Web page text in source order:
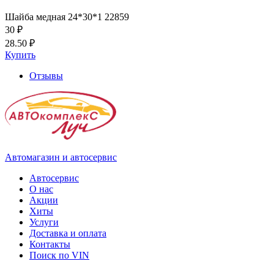
Шайба медная 24*30*1 22859
30 ₽
28.50 ₽
Купить
Отзывы
Автомагазин и автосервис
Автосервис
О нас
Акции
Хиты
Услуги
Доставка и оплата
Контакты
Поиск по VIN